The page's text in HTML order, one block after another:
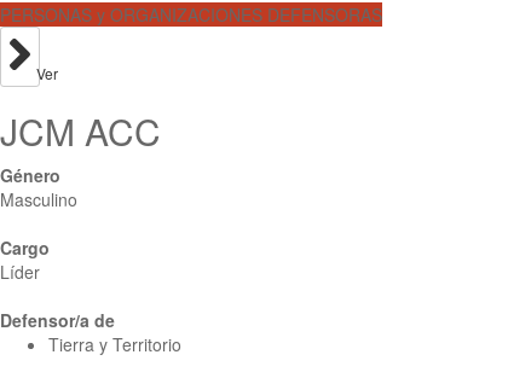
PERSONAS y ORGANIZACIONES DEFENSORAS
Ver
JCM ACC
Género
Masculino
Cargo
Líder
Defensor/a de
Tierra y Territorio